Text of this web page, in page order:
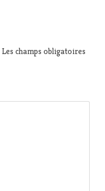
Les champs obligatoires